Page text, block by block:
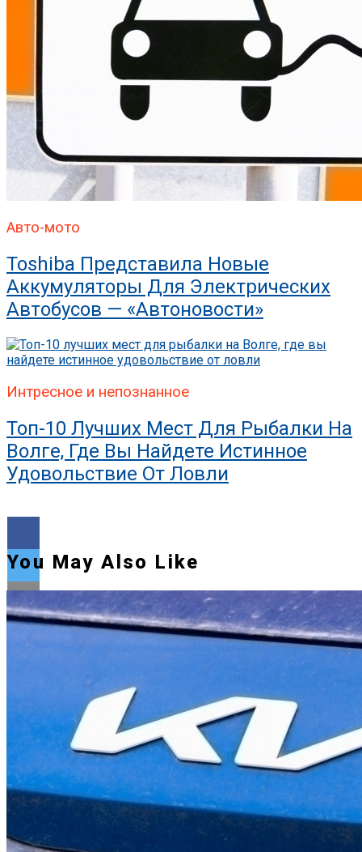
Авто-мото
Toshiba Представила Новые
Аккумуляторы Для Электрических
Автобусов — «Автоновости»
Интресное и непознанное
Топ-10 Лучших Мест Для Рыбалки На
Волге, Где Вы Найдете Истинное
Удовольствие От Ловли
Flipboard
Pinterest
Whatsapp
You May Also Like